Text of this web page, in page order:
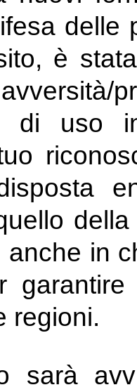
è
di uso
anche in
regioni.
sarà